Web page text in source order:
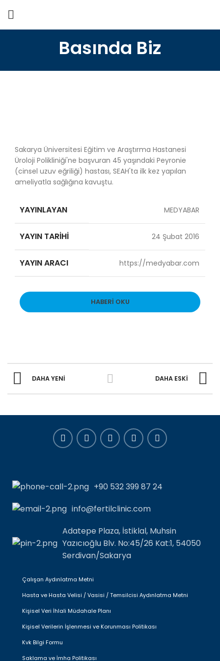
Basında Biz
Sakarya Üniversitesi Eğitim ve Araştırma Hastanesi
Üroloji Polikliniği'ne başvuran 45 yaşındaki Peyronie
(cinsel uzuv eğriliği) hastası, SEAH'ta ilk kez yapılan
ameliyatla sağlığına kavuştu.
YAYINLAYAN MEDYABAR
YAYIN TARIHI 24 Şubat 2016
YAYIN ARACI https://medyabar.com
HABERI OKU
DAHA YENI DAHA ESKI
+90 532 399 87 24
info@fertilclinic.com
Adatepe Plaza, İstiklal, Muhsin
Yazıcıoğlu Blv. No:45/26 Kat:1, 54050
Serdivan/Sakarya
Çalışan Aydınlatma Metni
Hasta ve Hasta Velisi / Vasisi / Temsilcisi Aydınlatma Metni
Kişisel Veri İhlali Müdahale Planı
Kişisel Verilerin İşlenmesi ve Korunması Politikası
Kvk Bilgi Formu
Saklama ve İmha Politikası